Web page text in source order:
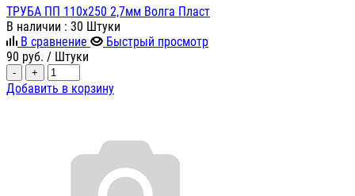
ТРУБА ПП 110х250 2,7мм Волга Пласт
В наличии : 30 Штуки
В сравнение
Быстрый просмотр
90 руб. / Штуки
- +
Добавить в корзину